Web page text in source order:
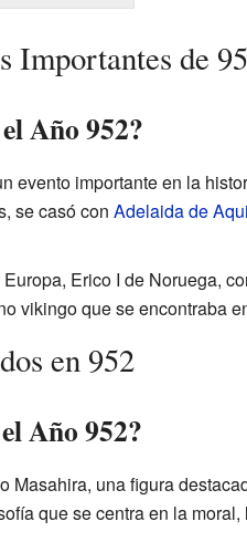
Importantes de
Año 952?
evento importante en la
se casó con Adelaida de
Erico I de Noruega,
vikingo que se encontraba
en 952
Año 952?
Masahira, una figura
que se centra en la